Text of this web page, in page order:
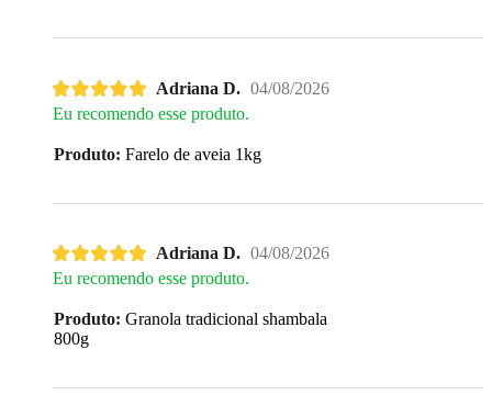
Adriana D. 04/08/2026
Eu recomendo esse produto.
Produto: Farelo de aveia 1kg
Adriana D. 04/08/2026
Eu recomendo esse produto.
Produto: Granola tradicional shambala
800g